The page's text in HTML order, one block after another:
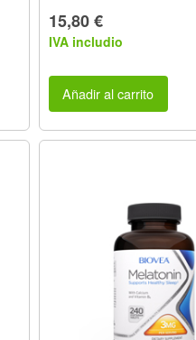
15,80 €
IVA includio
Añadir al carrito